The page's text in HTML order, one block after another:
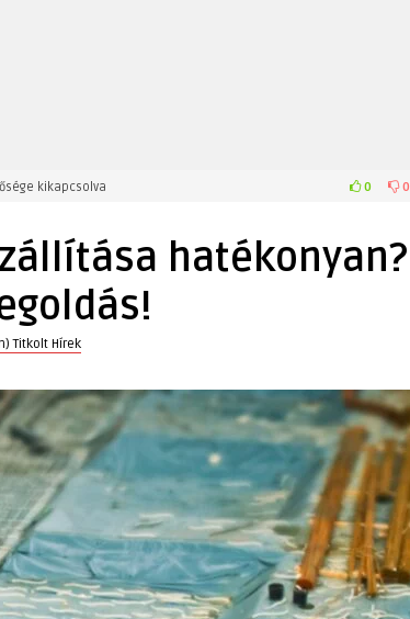
kikapcsolva 0 0
hatékonyan?
Titkolt Hírek